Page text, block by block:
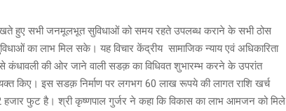
हुए सभी जनमूलभूत सुविधाओं को समय रहते उपलब्ध कराने के सभी ठोस
का लाभ मिल सके। यह विचार केंद्रीय सामाजिक न्याय एवं अधिकारिता
कंधावली की ओर जाने वाली सडक़ का विधिवत शुभारम्भ करने के उपरांत
किए। इस सडक़ निर्माण पर लगभग 60 लाख रूपये की लागत राशि खर्च
फुट है। श्री कृष्णपाल गुर्जर ने कहा कि विकास का लाभ आमजन को मिले